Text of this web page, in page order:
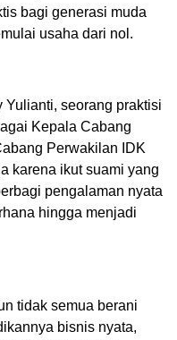
bagi generasi muda
usaha dari nol.
seorang praktisi
Kepala Cabang
Perwakilan IDK
karena ikut suami yang
pengalaman nyata
hingga menjadi
tidak semua berani
bisnis nyata,